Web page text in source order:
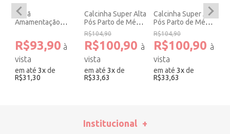
Sutiã
Amamentação
R$93,90
em até3xde
R$31,30
Calcinha Super Alta
Pós Parto de Média
Compressáo Preta
R$104,90
R$100,90
em até3xde
R$33,63
Calcinha Super Alta
Pós Parto de Média
Compressáo
Canela
R$104,90
R$100,90
em até3xde
R$33,63
Institucional